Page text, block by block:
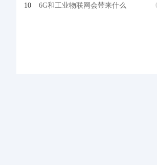
10 6G和工业物联网会带来什么